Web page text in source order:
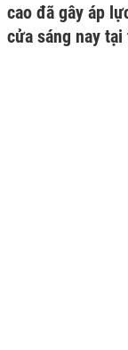
cao đã gây áp
cửa sáng nay